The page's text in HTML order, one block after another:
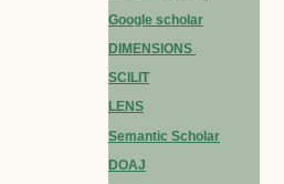
Google scholar
DIMENSIONS
SCILIT
LENS
Semantic Scholar
DOAJ